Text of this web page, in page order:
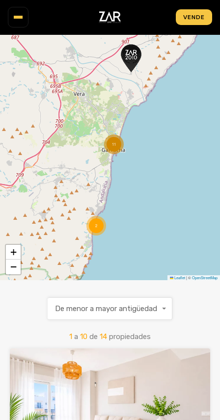
VENDE
INMUEBLES
MAPA
ZONAS
OBRA NUEVA
INVERSIÓN
NOSOTROS
BLOG
CONTACTO
VENDE TU CASA
2
11
+
−
Leaflet|©OpenStreetMap
1 a 10 de 14 propiedades
De menor a mayor antigüedad